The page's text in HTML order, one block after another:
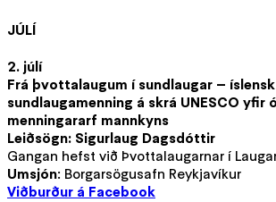
JÚLÍ
2. júlí
Frá þvottalaugum í sundlaugar – íslensk
sundlaugamenning á skrá UNESCO yfir
menningararf mannkyns
Leiðsögn: Sigurlaug Dagsdóttir
Gangan hefst við Þvottalaugarnar í
Umsjón: Borgarsögusafn Reykjavíkur
Viðburður á Facebook